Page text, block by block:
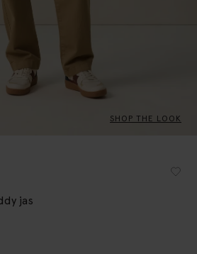
SHOP THE LOOK
jas